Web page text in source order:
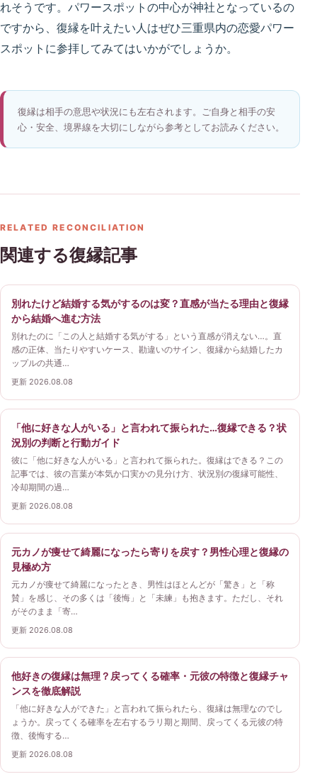
れそうです。パワースポットの中心が神社となっているの
ですから、復縁を叶えたい人はぜひ三重県内の恋愛パワー
スポットに参拝してみてはいかがでしょうか。
復縁は相手の意思や状況にも左右されます。ご自身と相手の安
心・安全、境界線を大切にしながら参考としてお読みください。
RELATED RECONCILIATION
関連する復縁記事
別れたけど結婚する気がするのは変？直感が当たる理由と復縁
から結婚へ進む方法
別れたのに「この人と結婚する気がする」という直感が消えない…。直
感の正体、当たりやすいケース、勘違いのサイン、復縁から結婚したカ
ップルの共通…
更新 2026.08.08
「他に好きな人がいる」と言われて振られた…復縁できる？状
況別の判断と行動ガイド
彼に「他に好きな人がいる」と言われて振られた。復縁はできる？この
記事では、彼の言葉が本気か口実かの見分け方、状況別の復縁可能性、
冷却期間の過…
更新 2026.08.08
元カノが痩せて綺麗になったら寄りを戻す？男性心理と復縁の
見極め方
元カノが痩せて綺麗になったとき、男性はほとんどが「驚き」と「称
賛」を感じ、その多くは「後悔」と「未練」も抱きます。ただし、それ
がそのまま「寄…
更新 2026.08.08
他好きの復縁は無理？戻ってくる確率・元彼の特徴と復縁チャ
ンスを徹底解説
「他に好きな人ができた」と言われて振られたら、復縁は無理なのでし
ょうか。戻ってくる確率を左右するラリ期と期間、戻ってくる元彼の特
徴、後悔する…
更新 2026.08.08